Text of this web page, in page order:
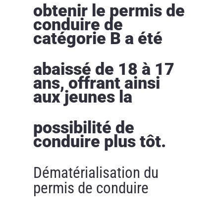
obtenir le permis de
conduire de
catégorie B a été
abaissé de 18 à 17
ans, offrant ainsi
aux jeunes la
possibilité de
conduire plus tôt.
Dématérialisation du
permis de conduire